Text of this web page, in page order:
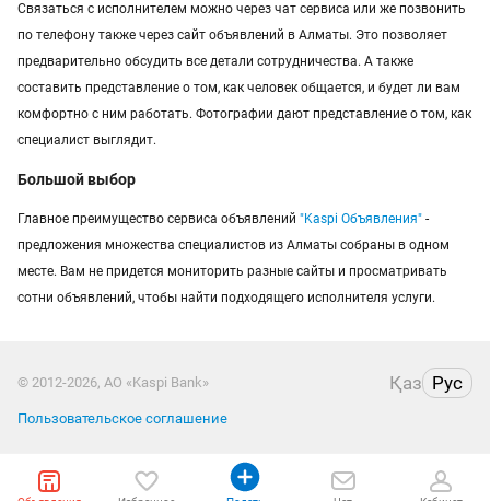
Связаться с исполнителем можно через чат сервиса или же позвонить
по телефону также через сайт объявлений в Алматы. Это позволяет
предварительно обсудить все детали сотрудничества. А также
составить представление о том, как человек общается, и будет ли вам
комфортно с ним работать. Фотографии дают представление о том, как
специалист выглядит.
Большой выбор
Главное преимущество сервиса объявлений "Kaspi Объявления" -
предложения множества специалистов из Алматы собраны в одном
месте. Вам не придется мониторить разные сайты и просматривать
сотни объявлений, чтобы найти подходящего исполнителя услуги.
© 2012-2026, АО «Kaspi Bank» Қаз Рус
Пользовательское соглашение